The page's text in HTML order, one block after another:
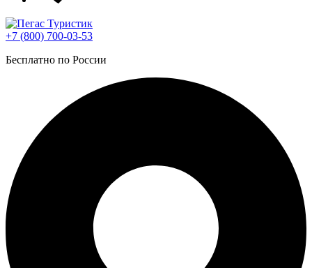
+7 (800) 700-03-53
Бесплатно по России